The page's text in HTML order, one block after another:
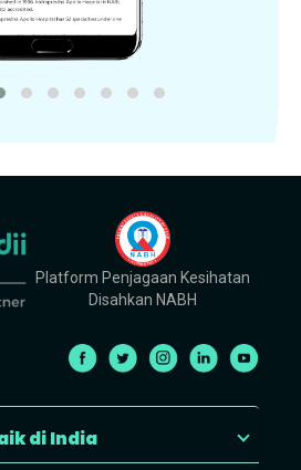
Platform Penjagaan Kesihatan
Disahkan NABH
di India